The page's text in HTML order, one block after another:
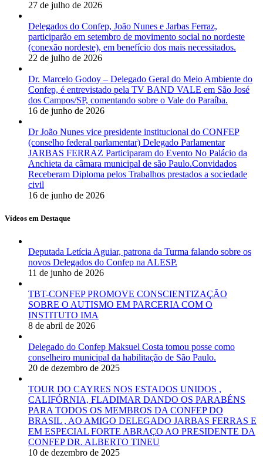
27 de julho de 2026
Delegados do Confep, João Nunes e Jarbas Ferraz,
participarão em setembro de movimento social no nordeste
(conexão nordeste), em benefício dos mais necessitados.
22 de julho de 2026
Dr. Marcelo Godoy – Delegado Geral do Meio Ambiente do
Confep, é entrevistado pela TV BAND VALE em São José
dos Campos/SP, comentando sobre o Vale do Paraíba.
16 de junho de 2026
Dr João Nunes vice presidente institucional do CONFEP
(conselho federal parlamentar) Delegado Parlamentar
JARBAS FERRAZ Participaram do Evento No Palácio da
Anchieta da câmara municipal de são Paulo.Convidados
Receberam Diploma pelos Trabalhos prestados a sociedade
civil
16 de junho de 2026
Vídeos em Destaque
Deputada Letícia Aguiar, patrona da Turma falando sobre os
novos Delegados do Confep na ALESP.
11 de junho de 2026
TBT-CONFEP PROMOVE CONSCIENTIZAÇÃO
SOBRE O AUTISMO EM PARCERIA COM O
INSTITUTO IMA
8 de abril de 2026
Delegado do Confep Maksuel Costa tomou posse como
conselheiro municipal da habilitação de São Paulo.
20 de dezembro de 2025
TOUR DO CAYRES NOS ESTADOS UNIDOS ,
CALIFÓRNIA, FLADIMAR DANDO OS PARABÉNS
PARA TODOS OS MEMBROS DA CONFEP DO
BRASIL , AO AMIGO DELEGADO JARBAS FERRAS E
EM ESPECIAL FORTE ABRAÇO AO PRESIDENTE DA
CONFEP DR. ALBERTO TINEU
10 de dezembro de 2025